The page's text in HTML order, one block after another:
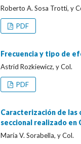
Roberto A. Sosa Trotti, y
PDF
Frecuencia y tipo de
Astrid Rozkiewicz, y Col.
PDF
Caracterización de las
seccional realizado en
María V. Sorabella, y Col.